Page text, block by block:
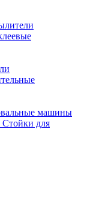
машины
Стойки для